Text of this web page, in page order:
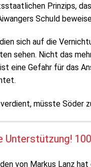
Prinzips,
Schuld
sich auf die
sehen. Nicht das
eine Gefahr für das
müsste Söder
von Markus Lanz